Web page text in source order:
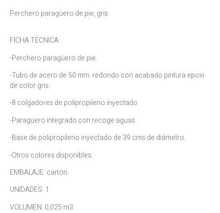
Perchero paragüero de pie, gris
FICHA TÉCNICA:
-Perchero paragüero de pie.
-Tubo de acero de 50 mm. redondo con acabado pintura epoxi
de color gris.
-8 colgadores de polipropileno inyectado
-Paragüero integrado con recoge aguas
-Base de polipropileno inyectado de 39 cms de diámetro.
-Otros colores disponibles.
EMBALAJE: cartón.
UNIDADES: 1
VOLUMEN: 0,025 m3